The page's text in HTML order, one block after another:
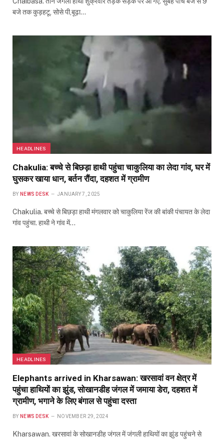
बजे तक कुड़हटू, सोसे पी,बूढ़ा…
HEADLINES
Chakulia: बच्चे से बिछड़ा हाथी पहुंचा चाकुलिया का लेदा गांव, घर में
घुसकर खाया धान, बर्तन रौंदा, दहशत में ग्रामीण
BY NEWS DESK JANUARY 7, 2025
Chakulia. बच्चे से बिछड़ा हाथी मंगलवार को चाकुलिया रेंज की बांकी पंचायत के लेदा
गांव पहुंचा. हाथी ने गांव में…
HEADLINES
Elephants arrived in Kharsawan: खरसावां वन क्षेत्र में
पहुंचा हाथियों का झुंड, सोखानडीह जंगल में जमाया डेरा, दहशत में
ग्रामीण, भगाने के लिए बंगाल से पहुंचा दस्ता
BY NEWS DESK NOVEMBER 29, 2024
Kharsawan. खरसावां के सोखानडीह जंगल में जंगली हाथियों का झुंड पहुंचने से